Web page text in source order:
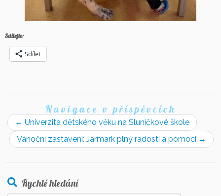
Sdílejte:
Sdílet
Navigace v příspěvcích
← Univerzita dětského věku na Sluníčkové škole
Vánoční zastavení: Jarmark plný radosti a pomoci →
Rychlé hledání